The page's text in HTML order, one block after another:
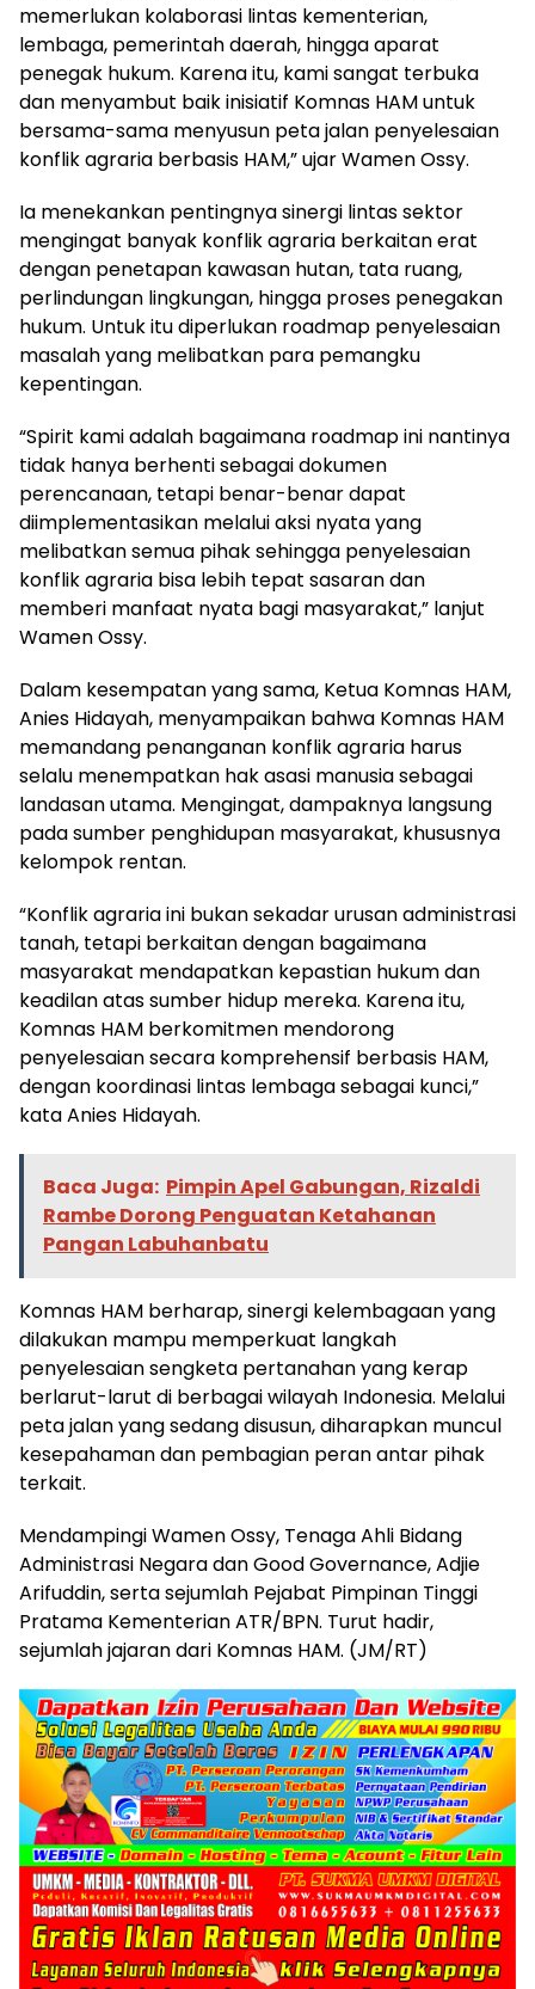
memerlukan kolaborasi lintas kementerian,
lembaga, pemerintah daerah, hingga aparat
penegak hukum. Karena itu, kami sangat terbuka
dan menyambut baik inisiatif Komnas HAM untuk
bersama-sama menyusun peta jalan penyelesaian
konflik agraria berbasis HAM,” ujar Wamen Ossy.
Ia menekankan pentingnya sinergi lintas sektor
mengingat banyak konflik agraria berkaitan erat
dengan penetapan kawasan hutan, tata ruang,
perlindungan lingkungan, hingga proses penegakan
hukum. Untuk itu diperlukan roadmap penyelesaian
masalah yang melibatkan para pemangku
kepentingan.
“Spirit kami adalah bagaimana roadmap ini nantinya
tidak hanya berhenti sebagai dokumen
perencanaan, tetapi benar-benar dapat
diimplementasikan melalui aksi nyata yang
melibatkan semua pihak sehingga penyelesaian
konflik agraria bisa lebih tepat sasaran dan
memberi manfaat nyata bagi masyarakat,” lanjut
Wamen Ossy.
Dalam kesempatan yang sama, Ketua Komnas HAM,
Anies Hidayah, menyampaikan bahwa Komnas HAM
memandang penanganan konflik agraria harus
selalu menempatkan hak asasi manusia sebagai
landasan utama. Mengingat, dampaknya langsung
pada sumber penghidupan masyarakat, khususnya
kelompok rentan.
“Konflik agraria ini bukan sekadar urusan administrasi
tanah, tetapi berkaitan dengan bagaimana
masyarakat mendapatkan kepastian hukum dan
keadilan atas sumber hidup mereka. Karena itu,
Komnas HAM berkomitmen mendorong
penyelesaian secara komprehensif berbasis HAM,
dengan koordinasi lintas lembaga sebagai kunci,”
kata Anies Hidayah.
Baca Juga: Pimpin Apel Gabungan, Rizaldi
Rambe Dorong Penguatan Ketahanan
Pangan Labuhanbatu
Komnas HAM berharap, sinergi kelembagaan yang
dilakukan mampu memperkuat langkah
penyelesaian sengketa pertanahan yang kerap
berlarut-larut di berbagai wilayah Indonesia. Melalui
peta jalan yang sedang disusun, diharapkan muncul
kesepahaman dan pembagian peran antar pihak
terkait.
Mendampingi Wamen Ossy, Tenaga Ahli Bidang
Administrasi Negara dan Good Governance, Adjie
Arifuddin, serta sejumlah Pejabat Pimpinan Tinggi
Pratama Kementerian ATR/BPN. Turut hadir,
sejumlah jajaran dari Komnas HAM. (JM/RT)